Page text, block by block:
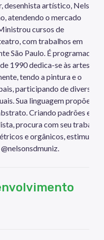
desenhista artístico, Nelson
atendendo o mercado
cursos de
com trabalhos em
São Paulo. É programador
1990 dedica-se às artes
tendo a pintura e o
participando de diversas
Sua linguagem propõe o
Criando padrões e
procura com seu trabalho,
e orgânicos, estimular a